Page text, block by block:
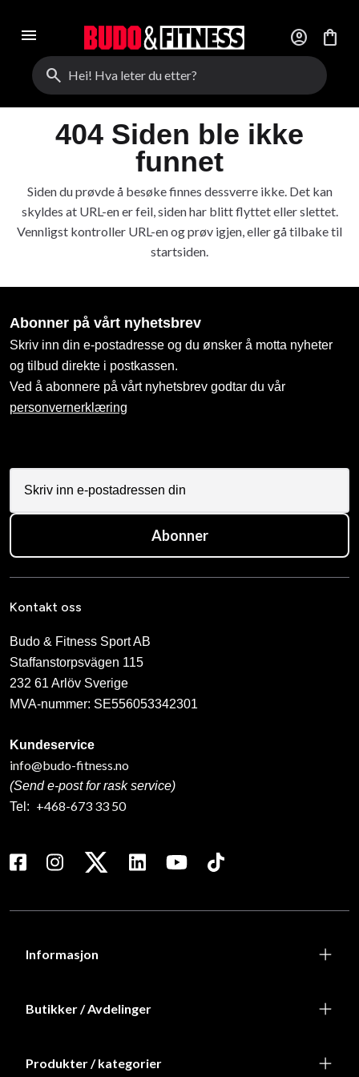
menu account_circle
shopping_bag
search
404 Siden ble ikke
funnet
Siden du prøvde å besøke finnes dessverre ikke. Det kan
skyldes at URL-en er feil, siden har blitt flyttet eller slettet.
Vennligst kontroller URL-en og prøv igjen, eller gå tilbake til
startsiden.
Abonner på vårt nyhetsbrev
Skriv inn din e-postadresse og du ønsker å motta nyheter
og tilbud direkte i postkassen.
Ved å abonnere på vårt nyhetsbrev godtar du vår
personvernerklæring
Abonner
Kontakt oss
Budo & Fitness Sport AB
Staffanstorpsvägen 115
232 61 Arlöv Sverige
MVA-nummer: SE556053342301
Kundeservice
info@budo-fitness.no
(Send e-post for rask service)
Tel: +468-673 33 50
Informasjon
Butikker / Avdelinger
Produkter / kategorier